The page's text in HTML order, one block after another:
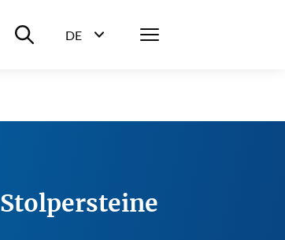
Suche ein-/ausblenden
DE
Menü